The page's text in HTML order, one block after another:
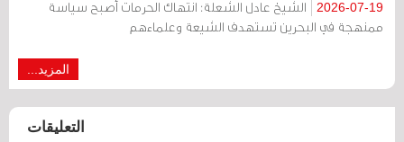
2026-07-19
الشيخ عادل الشعلة: انتهاك الحرمات أصبح سياسة
ممنهجة في البحرين تستهدف الشيعة وعلماءهم
المزيد...
التعليقات